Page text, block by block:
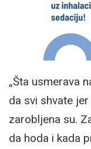
„Šta usmerava
da svi shvate
zarobljena su.
da hoda i kada